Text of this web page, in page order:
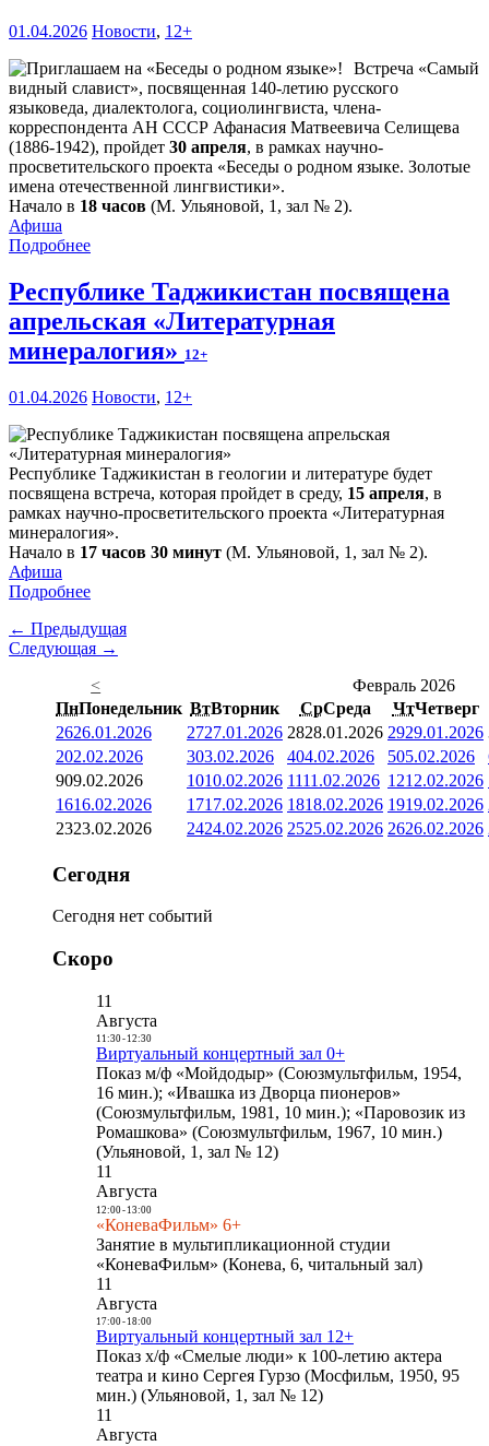
01.04.2026 Новости, 12+
Встреча «Самый
видный славист», посвященная 140-летию русского
языковеда, диалектолога, социолингвиста, члена-
корреспондента АН СССР Афанасия Матвеевича Селищева
(1886-1942), пройдет 30 апреля, в рамках научно-
просветительского проекта «Беседы о родном языке. Золотые
имена отечественной лингвистики».
Начало в 18 часов (М. Ульяновой, 1, зал № 2).
Афиша
Подробнее
Республике Таджикистан посвящена
апрельская «Литературная
минералогия» 12+
01.04.2026 Новости, 12+
Республике Таджикистан в геологии и литературе будет
посвящена встреча, которая пройдет в среду, 15 апреля, в
рамках научно-просветительского проекта «Литературная
минералогия».
Начало в 17 часов 30 минут (М. Ульяновой, 1, зал № 2).
Афиша
Подробнее
← Предыдущая
Следующая →
<
Февраль 2026
ПнПонедельник ВтВторник СрСреда ЧтЧетверг
2626.01.2026 2727.01.2026 2828.01.2026 2929.01.2026
202.02.2026 303.02.2026 404.02.2026 505.02.2026
909.02.2026 1010.02.2026 1111.02.2026 1212.02.2026
1616.02.2026 1717.02.2026 1818.02.2026 1919.02.2026
2323.02.2026 2424.02.2026 2525.02.2026 2626.02.2026
Сегодня
Сегодня нет событий
Скоро
11
Августа
11:30- 12:30
Виртуальный концертный зал 0+
Показ м/ф «Мойдодыр» (Союзмультфильм, 1954,
16 мин.); «Ивашка из Дворца пионеров»
(Союзмультфильм, 1981, 10 мин.); «Паровозик из
Ромашкова» (Союзмультфильм, 1967, 10 мин.)
(Ульяновой, 1, зал № 12)
11
Августа
12:00- 13:00
«КоневаФильм» 6+
Занятие в мультипликационной студии
«КоневаФильм» (Конева, 6, читальный зал)
11
Августа
17:00- 18:00
Виртуальный концертный зал 12+
Показ х/ф «Смелые люди» к 100-летию актера
театра и кино Сергея Гурзо (Мосфильм, 1950, 95
мин.) (Ульяновой, 1, зал № 12)
11
Августа